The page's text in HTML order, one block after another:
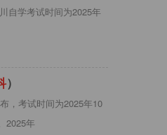
自学考试时间为2025年
）
，考试时间为2025年10
2025年